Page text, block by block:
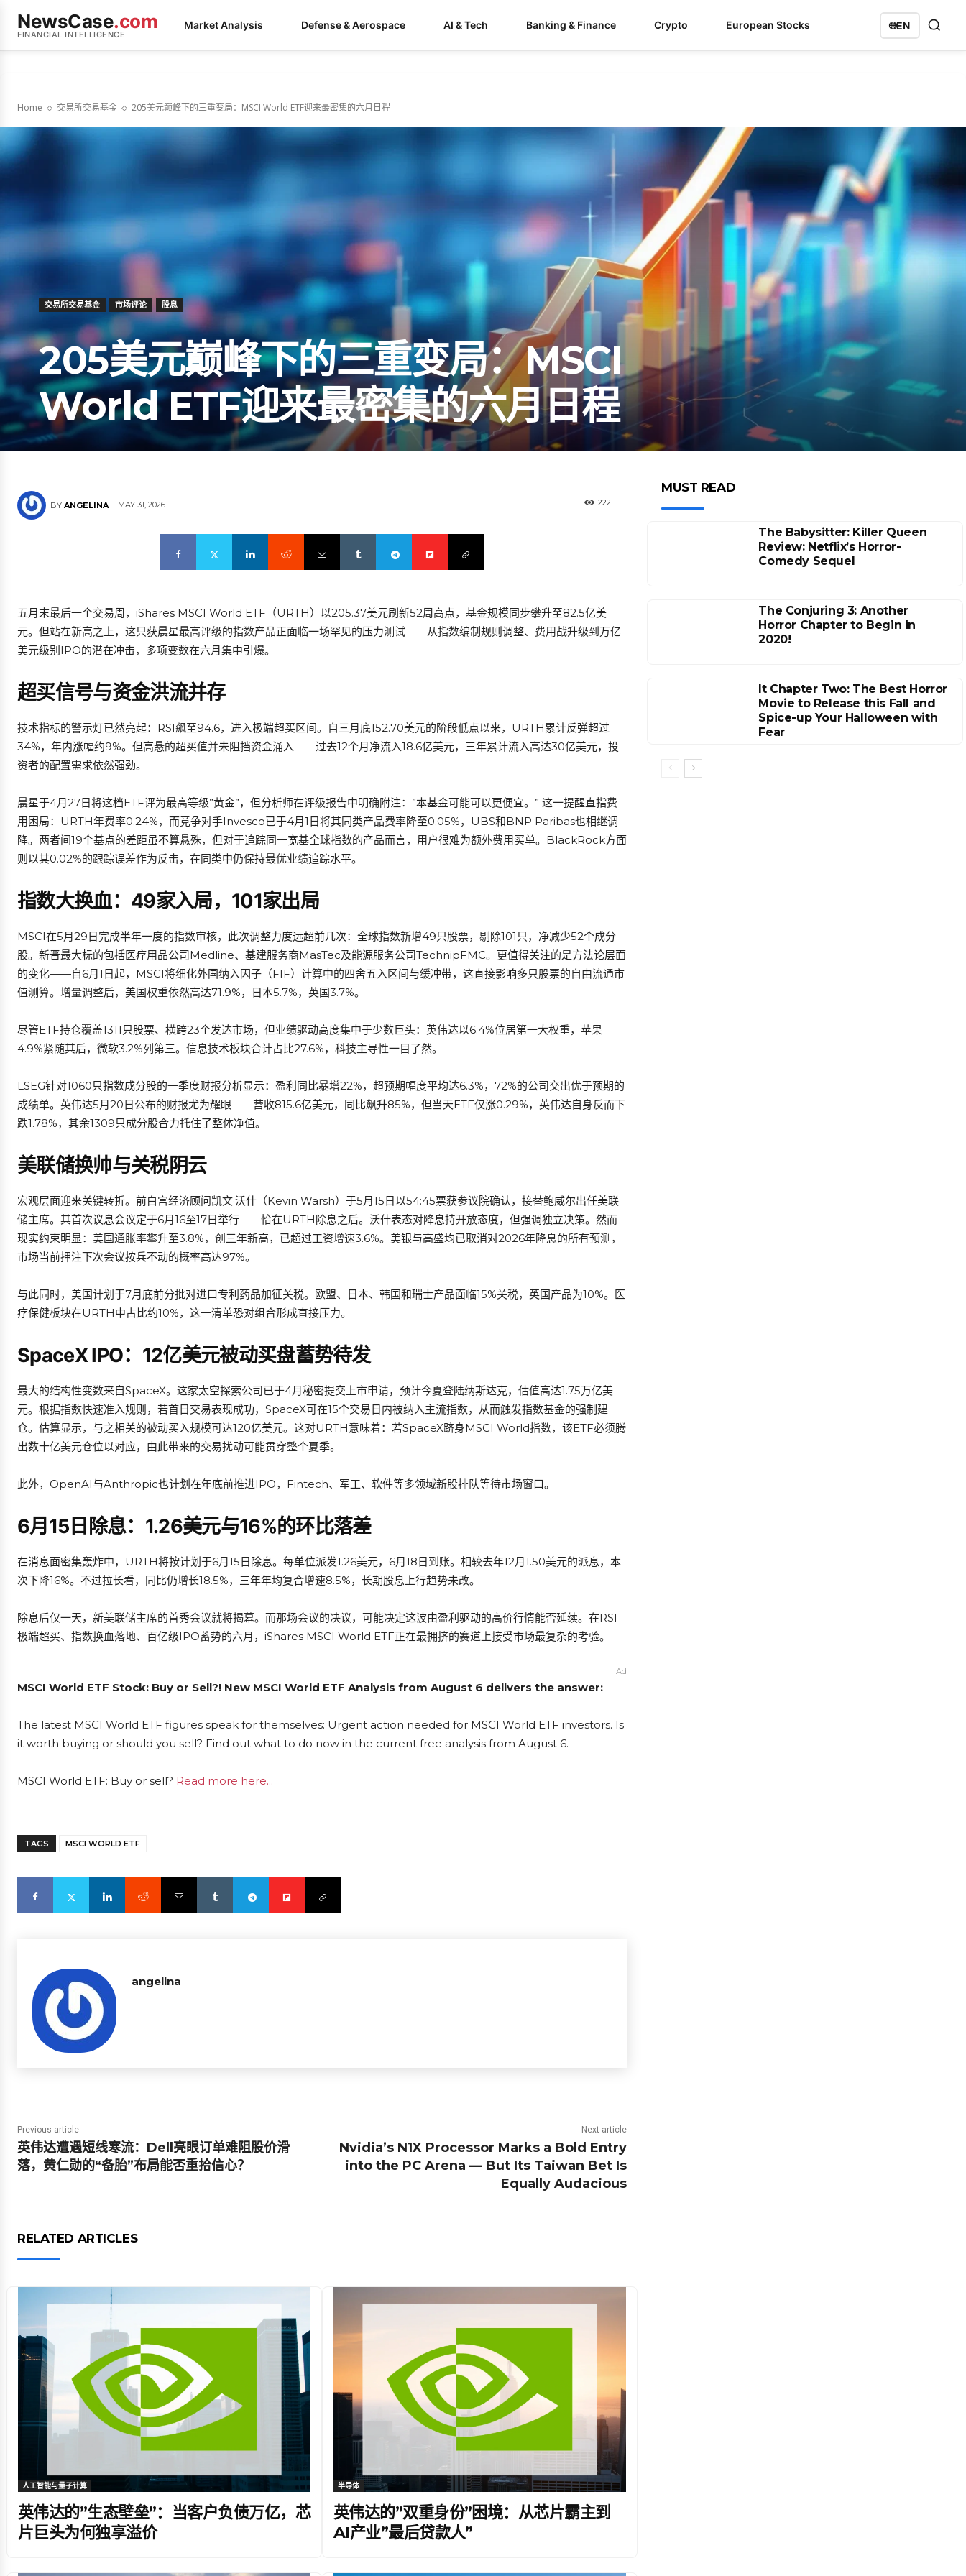
NewsCase.com
FINANCIAL INTELLIGENCE
Market Analysis Defense & Aerospace AI & Tech Banking & Finance Crypto European Stocks 🌐EN
Home 交易所交易基金 205美元巅峰下的三重变局：MSCI World ETF迎来最密集的六月日程
交易所交易基金 市场评论 股息
205美元巅峰下的三重变局：MSCI
World ETF迎来最密集的六月日程
BY ANGELINA MAY 31, 2026 222
五月末最后一个交易周，iShares MSCI World ETF（URTH）以205.37美元刷新52周高点，基金规模同步攀升至82.5亿美
元。但站在新高之上，这只获晨星最高评级的指数产品正面临一场罕见的压力测试——从指数编制规则调整、费用战升级到万亿
美元级别IPO的潜在冲击，多项变数在六月集中引爆。
超买信号与资金洪流并存
技术指标的警示灯已然亮起：RSI飙至94.6，进入极端超买区间。自三月底152.70美元的阶段低点以来，URTH累计反弹超过
34%，年内涨幅约9%。但高悬的超买值并未阻挡资金涌入——过去12个月净流入18.6亿美元，三年累计流入高达30亿美元，投
资者的配置需求依然强劲。
晨星于4月27日将这档ETF评为最高等级”黄金”，但分析师在评级报告中明确附注：”本基金可能可以更便宜。” 这一提醒直指费
用困局：URTH年费率0.24%，而竞争对手Invesco已于4月1日将其同类产品费率降至0.05%，UBS和BNP Paribas也相继调
降。两者间19个基点的差距虽不算悬殊，但对于追踪同一宽基全球指数的产品而言，用户很难为额外费用买单。BlackRock方面
则以其0.02%的跟踪误差作为反击，在同类中仍保持最优业绩追踪水平。
指数大换血：49家入局，101家出局
MSCI在5月29日完成半年一度的指数审核，此次调整力度远超前几次：全球指数新增49只股票，剔除101只，净减少52个成分
股。新晋最大标的包括医疗用品公司Medline、基建服务商MasTec及能源服务公司TechnipFMC。更值得关注的是方法论层面
的变化——自6月1日起，MSCI将细化外国纳入因子（FIF）计算中的四舍五入区间与缓冲带，这直接影响多只股票的自由流通市
值测算。增量调整后，美国权重依然高达71.9%，日本5.7%，英国3.7%。
尽管ETF持仓覆盖1311只股票、横跨23个发达市场，但业绩驱动高度集中于少数巨头：英伟达以6.4%位居第一大权重，苹果
4.9%紧随其后，微软3.2%列第三。信息技术板块合计占比27.6%，科技主导性一目了然。
LSEG针对1060只指数成分股的一季度财报分析显示：盈利同比暴增22%，超预期幅度平均达6.3%，72%的公司交出优于预期的
成绩单。英伟达5月20日公布的财报尤为耀眼——营收815.6亿美元，同比飙升85%，但当天ETF仅涨0.29%，英伟达自身反而下
跌1.78%，其余1309只成分股合力托住了整体净值。
美联储换帅与关税阴云
宏观层面迎来关键转折。前白宫经济顾问凯文·沃什（Kevin Warsh）于5月15日以54:45票获参议院确认，接替鲍威尔出任美联
储主席。其首次议息会议定于6月16至17日举行——恰在URTH除息之后。沃什表态对降息持开放态度，但强调独立决策。然而
现实约束明显：美国通胀率攀升至3.8%，创三年新高，已超过工资增速3.6%。美银与高盛均已取消对2026年降息的所有预测，
市场当前押注下次会议按兵不动的概率高达97%。
与此同时，美国计划于7月底前分批对进口专利药品加征关税。欧盟、日本、韩国和瑞士产品面临15%关税，英国产品为10%。医
疗保健板块在URTH中占比约10%，这一清单恐对组合形成直接压力。
SpaceX IPO：12亿美元被动买盘蓄势待发
最大的结构性变数来自SpaceX。这家太空探索公司已于4月秘密提交上市申请，预计今夏登陆纳斯达克，估值高达1.75万亿美
元。根据指数快速准入规则，若首日交易表现成功，SpaceX可在15个交易日内被纳入主流指数，从而触发指数基金的强制建
仓。估算显示，与之相关的被动买入规模可达120亿美元。这对URTH意味着：若SpaceX跻身MSCI World指数，该ETF必须腾
出数十亿美元仓位以对应，由此带来的交易扰动可能贯穿整个夏季。
此外，OpenAI与Anthropic也计划在年底前推进IPO，Fintech、军工、软件等多领域新股排队等待市场窗口。
6月15日除息：1.26美元与16%的环比落差
在消息面密集轰炸中，URTH将按计划于6月15日除息。每单位派发1.26美元，6月18日到账。相较去年12月1.50美元的派息，本
次下降16%。不过拉长看，同比仍增长18.5%，三年年均复合增速8.5%，长期股息上行趋势未改。
除息后仅一天，新美联储主席的首秀会议就将揭幕。而那场会议的决议，可能决定这波由盈利驱动的高价行情能否延续。在RSI
极端超买、指数换血落地、百亿级IPO蓄势的六月，iShares MSCI World ETF正在最拥挤的赛道上接受市场最复杂的考验。
Ad
MSCI World ETF Stock: Buy or Sell?! New MSCI World ETF Analysis from August 6 delivers the answer:
The latest MSCI World ETF figures speak for themselves: Urgent action needed for MSCI World ETF investors. Is
it worth buying or should you sell? Find out what to do now in the current free analysis from August 6.
MSCI World ETF: Buy or sell? Read more here...
TAGS MSCI WORLD ETF
angelina
Previous article
英伟达遭遇短线寒流：Dell亮眼订单难阻股价滑
落，黄仁勋的“备胎”布局能否重拾信心？
Next article
Nvidia’s N1X Processor Marks a Bold Entry
into the PC Arena — But Its Taiwan Bet Is
Equally Audacious
RELATED ARTICLES
人工智能与量子计算
英伟达的”生态壁垒”：当客户负债万亿，芯
片巨头为何独享溢价
半导体
英伟达的”双重身份”困境：从芯片霸主到
AI产业”最后贷款人”
MUST READ
The Babysitter: Killer Queen
Review: Netflix’s Horror-
Comedy Sequel
The Conjuring 3: Another
Horror Chapter to Begin in
2020!
It Chapter Two: The Best Horror
Movie to Release this Fall and
Spice-up Your Halloween with
Fear